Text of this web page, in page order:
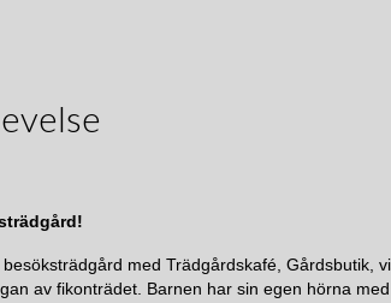
med Trädgårdskafé, Gårdsbutik,
av fikonträdet. Barnen har sin egen hörna